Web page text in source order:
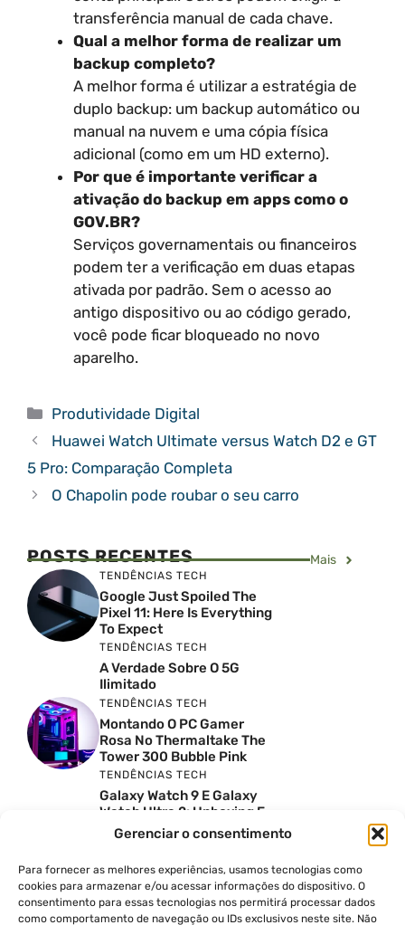
Gerenciar o consentimento
Para fornecer as melhores experiências, usamos tecnologias como
cookies para armazenar e/ou acessar informações do dispositivo. O
consentimento para essas tecnologias nos permitirá processar dados
como comportamento de navegação ou IDs exclusivos neste site. Não
transferência manual de cada chave.
Qual a melhor forma de realizar um
backup completo?
A melhor forma é utilizar a estratégia de
duplo backup: um backup automático ou
manual na nuvem e uma cópia física
adicional (como em um HD externo).
Por que é importante verificar a
ativação do backup em apps como o
GOV.BR?
Serviços governamentais ou financeiros
podem ter a verificação em duas etapas
ativada por padrão. Sem o acesso ao
antigo dispositivo ou ao código gerado,
você pode ficar bloqueado no novo
aparelho.
Categorias
Produtividade Digital
Huawei Watch Ultimate versus Watch D2 e GT
5 Pro: Comparação Completa
O Chapolin pode roubar o seu carro
POSTS RECENTES Mais
TENDÊNCIAS TECH
Google Just Spoiled The
Pixel 11: Here Is Everything
To Expect
TENDÊNCIAS TECH
A Verdade Sobre O 5G
Ilimitado
TENDÊNCIAS TECH
Montando O PC Gamer
Rosa No Thermaltake The
Tower 300 Bubble Pink
TENDÊNCIAS TECH
Galaxy Watch 9 E Galaxy
Watch Ultra 2: Unboxing E
Preço No Brasil
Reviews Do YouTube Sao
Confiaveis? A Verdade Nao
E Tao Simples
TENDÊNCIAS TECH